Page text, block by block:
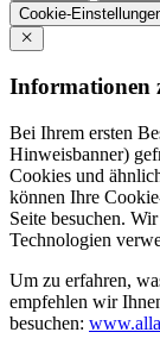
Cookie-
Informationen
Bei Ihrem ersten
Hinweisbanner)
Cookies und
können Ihre
Seite besuchen.
Technologien
Um zu erfahren,
empfehlen wir
besuchen: